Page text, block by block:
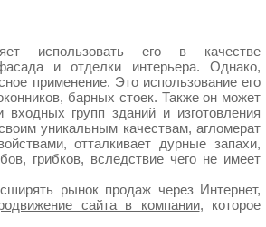
использовать его в качестве
и отделки интерьера. Однако,
применение. Это использование его
барных стоек. Также он может
групп зданий и изготовления
уникальным качествам, агломерат
отталкивает дурные запахи,
грибков, вследствие чего не имеет
рынок продаж через Интернет,
сайта в компании, которое